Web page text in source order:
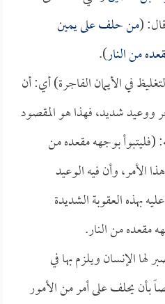
(من حلف على يمين
من النار).
في الأيمان الفاجرة) أي: أن
ووعيد شديد، فهذا هو المقصود
(فليتبوأ بوجهه مقعده من
الأمر، وأن فيه الوعيد
بهذه العقوبة الشديدة
مقعده من النار.
لها الإنسان ويلزم بها في
بأن يحلف على أمر من الأمور